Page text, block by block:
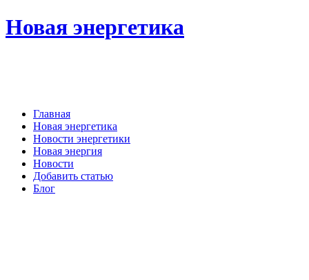
Новая энергетика
Главная
Новая энергетика
Новости энергетики
Новая энергия
Новости
Добавить статью
Блог